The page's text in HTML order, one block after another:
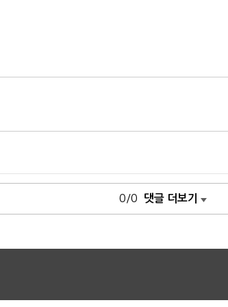
0/0 댓글 더보기